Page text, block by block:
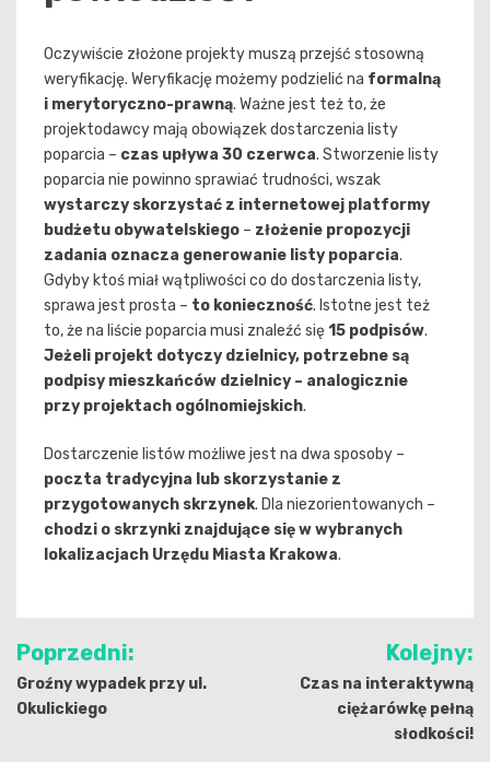
Oczywiście złożone projekty muszą przejść stosowną
weryfikację. Weryfikację możemy podzielić na formalną
i merytoryczno-prawną. Ważne jest też to, że
projektodawcy mają obowiązek dostarczenia listy
poparcia – czas upływa 30 czerwca. Stworzenie listy
poparcia nie powinno sprawiać trudności, wszak
wystarczy skorzystać z internetowej platformy
budżetu obywatelskiego – złożenie propozycji
zadania oznacza generowanie listy poparcia.
Gdyby ktoś miał wątpliwości co do dostarczenia listy,
sprawa jest prosta – to konieczność. Istotne jest też
to, że na liście poparcia musi znaleźć się15 podpisów.
Jeżeli projekt dotyczy dzielnicy, potrzebne są
podpisy mieszkańców dzielnicy – analogicznie
przy projektach ogólnomiejskich.
Dostarczenie listów możliwe jest na dwa sposoby –
poczta tradycyjna lub skorzystanie z
przygotowanych skrzynek. Dla niezorientowanych –
chodzi o skrzynki znajdujące się w wybranych
lokalizacjach Urzędu Miasta Krakowa.
Nawigacja
wpisu
Poprzedni:
Groźny wypadek przy ul.
Okulickiego
Kolejny:
Czas na interaktywną
ciężarówkę pełną
słodkości!